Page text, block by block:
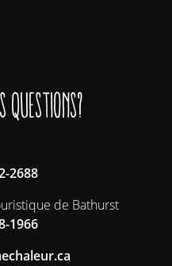
2688
de Bathurst
1966